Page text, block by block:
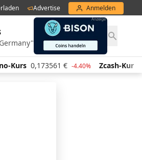
Advertise Anmelden
€ -4.40% Zcash-Kurs 442,31 €